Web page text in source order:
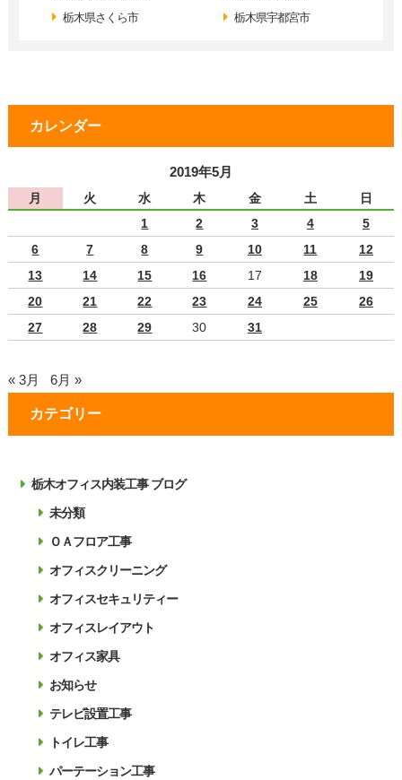
栃木県さくら市
栃木県宇都宮市
カレンダー
2019年5月
月 火 水 木 金 土
日
1
2 3 4
5
6
7 8 9 10 11
12
13
14 15 16 17 18
19
20
21 22 23 24 25
26
27
28 29 30 31
« 3月 6月 »
カテゴリー
栃木オフィス内装工事 ブログ
未分類
ＯＡフロア工事
オフィスクリーニング
オフィスセキュリティー
オフィスレイアウト
オフィス家具
お知らせ
テレビ設置工事
トイレ工事
パーテーション工事